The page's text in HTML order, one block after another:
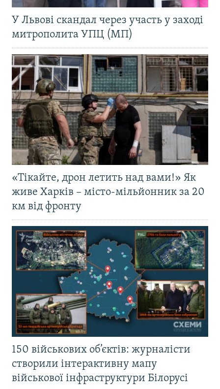
У Львові скандал через участь у заході
митрополита УПЦ (МП)
«Тікайте, дрон летить над вами!» Як
живе Харків – місто-мільйонник за 20
км від фронту
150 військових об’єктів: журналісти
створили інтерактивну мапу
військової інфраструктури Білорусі